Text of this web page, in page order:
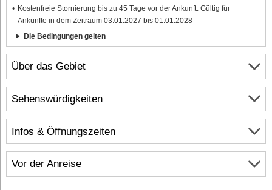
Über das Gebiet
Infos & Öffnungszeiten
Vor der Anreise
Kostenfreie Stornierung bis zu 45 Tage vor der Ankunft. Gültig für
Ankünfte in dem Zeitraum 03.01.2027 bis 01.01.2028
Die Bedingungen gelten
Sehenswürdigkeiten